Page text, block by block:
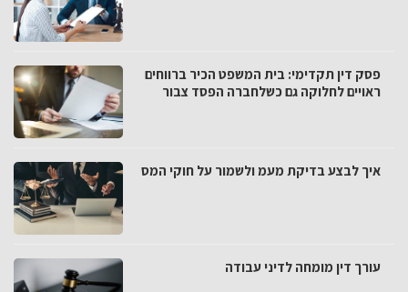
פסק דין תקדימי: בית המשפט הכיר ברווחים
ראויים לחלוקה גם כשלחברה הפסד צבור
איך לבצע בדיקת מעמ ולשמור על חוקי המס
עורך דין מומחה לדיני עבודה